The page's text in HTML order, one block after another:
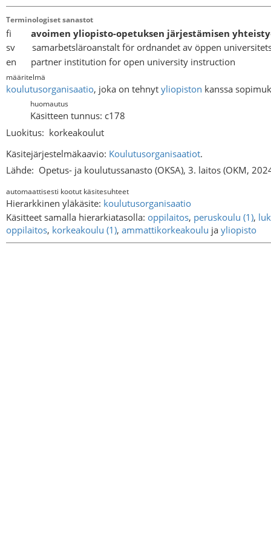
Terminologiset sanastot
fi avoimen yliopisto-opetuksen järjestämisen
sv samarbetsläroanstalt för ordnandet av öppen
en partner institution for open university instruction
määritelmä
koulutusorganisaatio, joka on tehnyt yliopiston kanssa
huomautus
Käsitteen tunnus: c178
Luokitus: korkeakoulut
Käsitejärjestelmäkaavio: Koulutusorganisaatiot.
Lähde: Opetus- ja koulutussanasto (OKSA), 3. laitos (OKM,
automaattisesti kootut käsitesuhteet
Hierarkkinen yläkäsite: koulutusorganisaatio
Käsitteet samalla hierarkiatasolla: oppilaitos, peruskoulu (1),
oppilaitos, korkeakoulu (1), ammattikorkeakoulu ja yliopisto